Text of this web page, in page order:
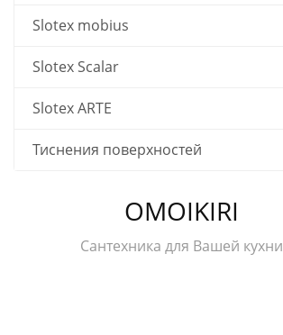
Slotex mobius
Slotex Scalar
Slotex ARTE
Тиснения поверхностей
OMOIKIRI
Сантехника для Вашей кухни